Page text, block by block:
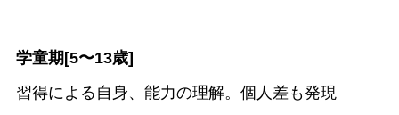
学童期[5〜13歳]
習得による自身、能力の理解。個人差も発現